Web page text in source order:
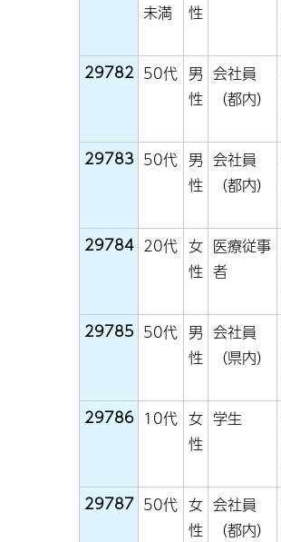
未満
性
29782 50代 男
性
会社員
（都内）
29783 50代 男
性
会社員
（都内）
29784 20代 女
性
医療従事
者
29785 50代 男
性
会社員
（県内）
29786 10代 女
性
学生
29787 50代 女
性
会社員
（都内）